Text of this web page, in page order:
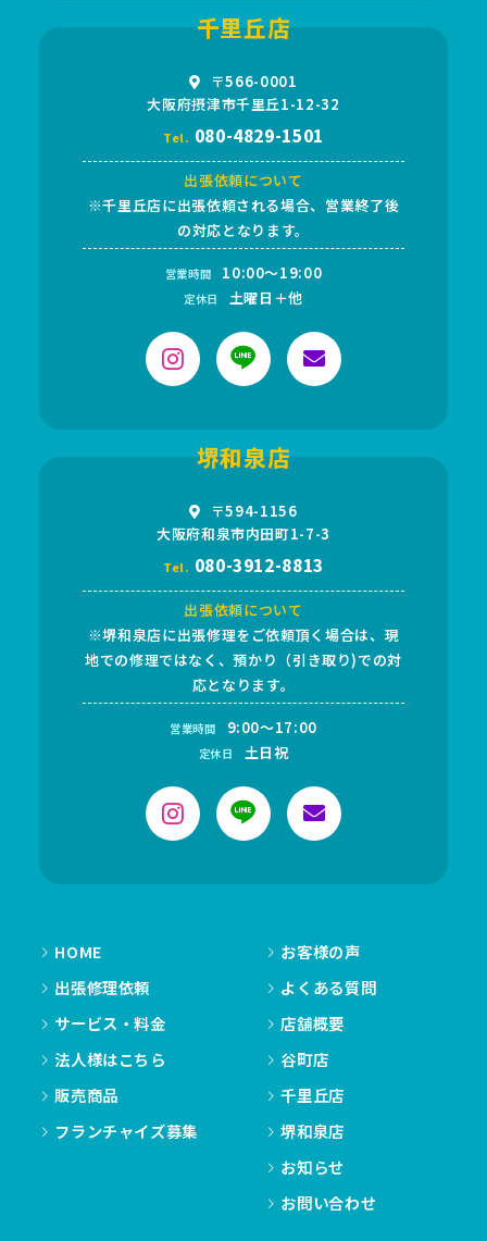
千里丘店
〒566-0001
大阪府摂津市千里丘1-12-32
Tel. 080-4829-1501
出張依頼について
※千里丘店に出張依頼される場合、営業終了後
の対応となります。
営業時間 10:00～19:00
定休日 土曜日＋他
堺和泉店
〒594-1156
大阪府和泉市内田町1-7-3
Tel. 080-3912-8813
出張依頼について
※堺和泉店に出張修理をご依頼頂く場合は、現
地での修理ではなく、預かり（引き取り)での対
応となります。
営業時間 9:00～17:00
定休日 土日祝
HOME
出張修理依頼
サービス・料金
法人様はこちら
販売商品
フランチャイズ募集
お客様の声
よくある質問
店舗概要
谷町店
千里丘店
堺和泉店
お知らせ
お問い合わせ